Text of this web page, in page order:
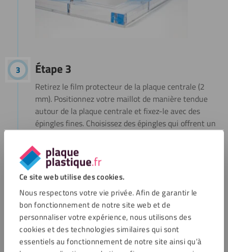
Ce site web utilise des cookies.
Nous respectons votre vie privée. Afin de garantir le
bon fonctionnement de notre site web et de
personnaliser votre expérience, nous utilisons des
cookies et des technologies similaires qui sont
essentiels au fonctionnement de notre site ainsi qu’à
Étape 3
Retirez le film protecteur de la plaque centrale (2
mm). Positionnez votre maillot de manière tendue
autour de la plaque centrale et fixez-le avec des
épingles fines. Choisissez des épingles qui offrent un
maillot est positionné exactement comme vous le
souhaitez. Satisfait ? Posez la plaque centrale, face
visible vers le bas, dans la plaque cadre.